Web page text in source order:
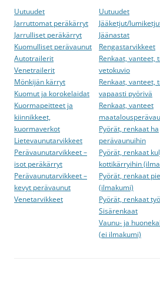
Uutuudet
Jarruttomat peräkärryt
Jarrulliset peräkärryt
Kuomulliset perävaunut
Autotrailerit
Venetrailerit
Mönkijän kärryt
Kuomut ja korokelaidat
Kuormapeitteet ja
kiinnikkeet,
kuormaverkot
Lietevaunutarvikkeet
Perävaunutarvikkeet –
isot peräkärryt
Perävaunutarvikkeet –
kevyt perävaunut
Venetarvikkeet
Uutuudet
Jääketjut/
Jäänastat
Rengastarvikkeet
Renkaat, vanteet,
vetokuvio
Renkaat, vanteet,
vapaasti pyörivä
Renkaat, vanteet
Pyörät, renkaat ha
perävaunuihin
Pyörät, renkaat
kottikärryihin
Pyörät, renkaat
(ilmakumi)
Pyörät, renkaat
Sisärenkaat
Vaunu- ja
(ei ilmakumi)